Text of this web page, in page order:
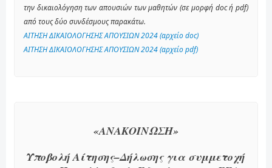
την δικαιολόγηση των απουσιών των μαθητών (σε μορφή doc ή pdf)
από τους δύο συνδέσμους παρακάτω.
ΑΙΤΗΣΗ ΔΙΚΑΙΟΛΟΓΗΣΗΣ ΑΠΟΥΣΙΩΝ 2024 (αρχείο doc)
ΑΙΤΗΣΗ ΔΙΚΑΙΟΛΟΓΗΣΗΣ ΑΠΟΥΣΙΩΝ 2024 (αρχείο pdf)
«ΑΝΑΚΟΙΝΩΣΗ»
Υποβολή Αίτησης–Δήλωσης για συμμετοχή